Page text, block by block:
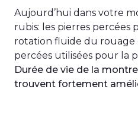
Aujourd’hui dans votre
rubis: les pierres
rotation fluide du rouage
percées utilisées pour la
Durée de vie de la montre
trouvent fortement